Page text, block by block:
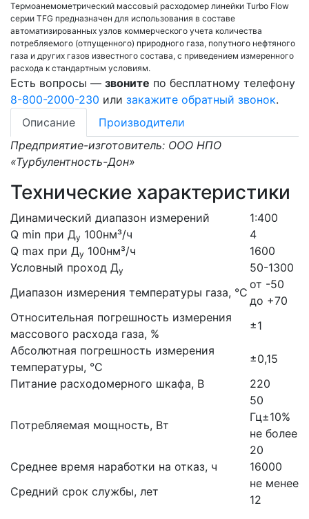
Термоанемометрический массовый расходомер линейки Turbo Flow
серии TFG предназначен для использования в составе
автоматизированных узлов коммерческого учета количества
потребляемого (отпущенного) природного газа, попутного нефтяного
газа и других газов известного состава, с приведением измеренного
расхода к стандартным условиям.
Есть вопросы — звоните по бесплатному телефону
8-800-2000-230 или закажите обратный звонок.
Описание
Производители
Предприятие-изготовитель: ООО НПО
«Турбулентность-Дон»
Технические характеристики
Динамический диапазон измерений
1:400
Q min при Ду 100нм³/ч
4
Q max при Ду 100нм³/ч
1600
Условный проход Ду
50-1300
Диапазон измерения температуры газа, °С
от -50
до +70
Относительная погрешность измерения
массового расхода газа, %
±1
Абсолютная погрешность измерения
температуры, °С
±0,15
Питание расходомерного шкафа, В
220
Потребляемая мощность, Вт
50
Гц±10%
не более
20
Среднее время наработки на отказ, ч
16000
Средний срок службы, лет
не менее
12